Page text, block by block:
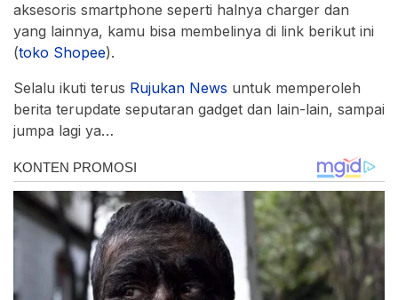
aksesoris smartphone seperti halnya charger dan
yang lainnya, kamu bisa membelinya di link berikut ini
(toko Shopee).
Selalu ikuti terus Rujukan News untuk memperoleh
berita terupdate seputaran gadget dan lain-lain, sampai
jumpa lagi ya…